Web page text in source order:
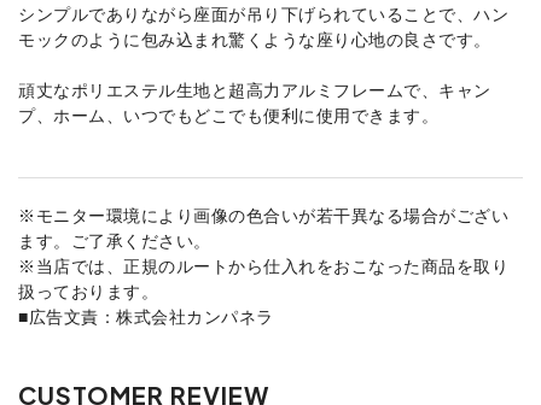
シンプルでありながら座面が吊り下げられていることで、ハン
モックのように包み込まれ驚くような座り心地の良さです。
頑丈なポリエステル生地と超高力アルミフレームで、キャン
プ、ホーム、いつでもどこでも便利に使用できます。
※モニター環境により画像の色合いが若干異なる場合がござい
ます。ご了承ください。
※当店では、正規のルートから仕入れをおこなった商品を取り
扱っております。
■広告文責：株式会社カンパネラ